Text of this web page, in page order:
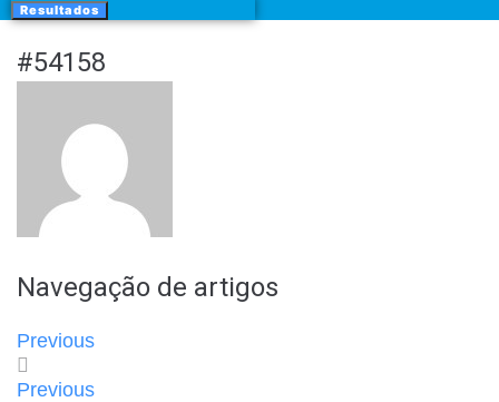
Resultados
#54158
Navegação de artigos
Previous
Previous